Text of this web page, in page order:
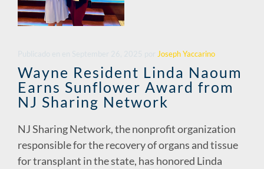
Joseph Yaccarino
Wayne Resident Linda Naoum
Earns Sunflower Award from
NJ Sharing Network
NJ Sharing Network, the nonprofit organization
responsible for the recovery of organs and tissue
for transplant in the state, has honored Linda